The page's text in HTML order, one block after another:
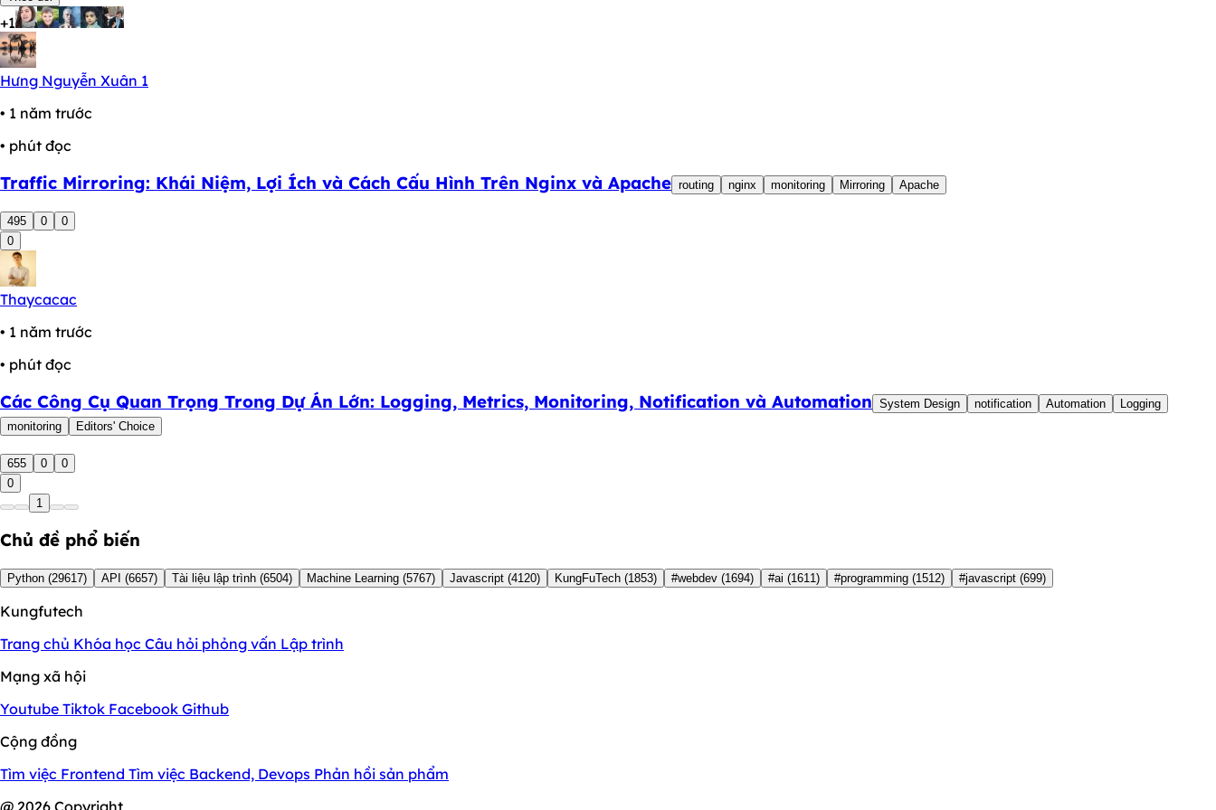
+1
Hưng Nguyễn Xuân 1
• 1 năm trước
• phút đọc
Traffic Mirroring: Khái Niệm, Lợi Ích và Cách Cấu Hình Trên Nginx và Apache routing nginx monitoring Mirroring Apache
495 0
0
0
Thaycacac
• 1 năm trước
• phút đọc
Các Công Cụ Quan Trọng Trong Dự Án Lớn: Logging, Metrics, Monitoring, Notification và Automation System Design notification Automation
Logging
monitoring
Editors' Choice
655 0
0
0
1
Chủ đề phổ biến
Python (29617) API (6657) Tài liệu lập trình (6504) Machine Learning (5767) Javascript (4120) KungFuTech (1853) #webdev (1694) #ai (1611) #programming (1512) #javascript (699)
Kungfutech
Trang chủ Khóa học Câu hỏi phỏng vấn Lập trình
Mạng xã hội
Youtube Tiktok Facebook Github
Cộng đồng
Tìm việc Frontend Tìm việc Backend, Devops Phản hồi sản phẩm